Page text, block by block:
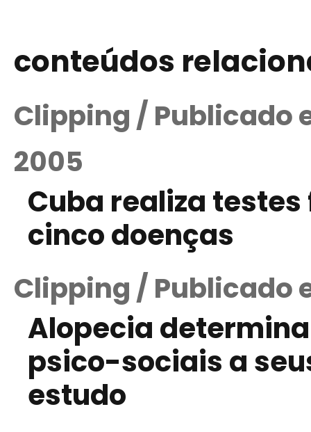
conteúdos
Clipping / Publicado
2005
Cuba realiza
cinco doenças
Clipping / Publicado
Alopecia
psico-sociais a
estudo